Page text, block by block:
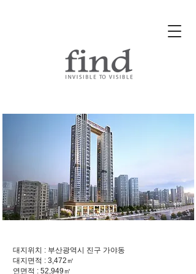
대지위치 : 부산광역시 진구 가야동
대지면적 : 3,472㎡
연면적 : 52,949㎡